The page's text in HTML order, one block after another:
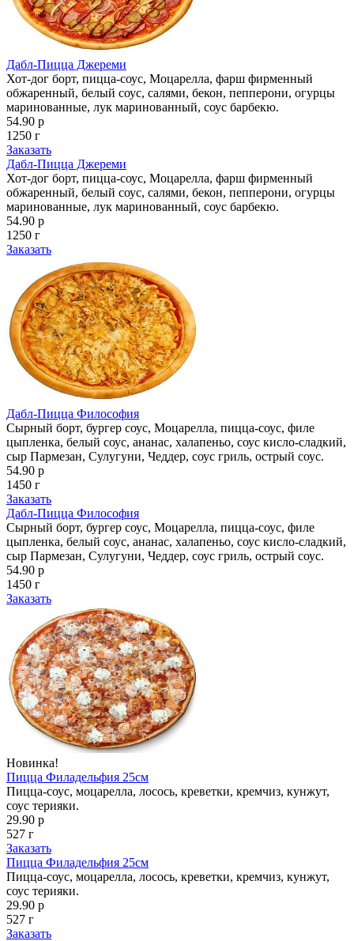
Дабл-Пицца Джереми
Хот-дог борт, пицца-соус, Моцарелла, фарш фирменный
обжаренный, белый соус, салями, бекон, пепперони, огурцы
маринованные, лук маринованный, соус барбекю.
54.90 р
1250 г
Заказать
Дабл-Пицца Джереми
Хот-дог борт, пицца-соус, Моцарелла, фарш фирменный
обжаренный, белый соус, салями, бекон, пепперони, огурцы
маринованные, лук маринованный, соус барбекю.
54.90 р
1250 г
Заказать
Дабл-Пицца Философия
Сырный борт, бургер соус, Моцарелла, пицца-соус, филе
цыпленка, белый соус, ананас, халапеньо, соус кисло-сладкий,
сыр Пармезан, Сулугуни, Чеддер, соус гриль, острый соус.
54.90 р
1450 г
Заказать
Дабл-Пицца Философия
Сырный борт, бургер соус, Моцарелла, пицца-соус, филе
цыпленка, белый соус, ананас, халапеньо, соус кисло-сладкий,
сыр Пармезан, Сулугуни, Чеддер, соус гриль, острый соус.
54.90 р
1450 г
Заказать
Новинка!
Пицца Филадельфия 25см
Пицца-соус, моцарелла, лосось, креветки, кремчиз, кунжут,
соус терияки.
29.90 р
527 г
Заказать
Пицца Филадельфия 25см
Пицца-соус, моцарелла, лосось, креветки, кремчиз, кунжут,
соус терияки.
29.90 р
527 г
Заказать